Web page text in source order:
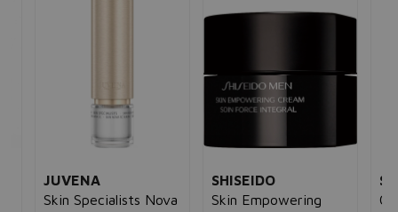
JUVENA
Skin Specialists Nova
SHISEIDO
Skin Empowering